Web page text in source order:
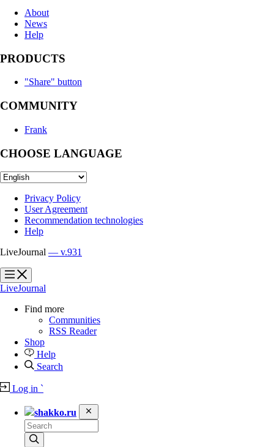
About
News
Help
PRODUCTS
"Share" button
COMMUNITY
Frank
CHOOSE LANGUAGE
Privacy Policy
User Agreement
Recommendation technologies
Help
LiveJournal — v.931
?
?
LiveJournal
Find more
Communities
RSS Reader
Shop
Help
Search
Log in `
shakko.ru